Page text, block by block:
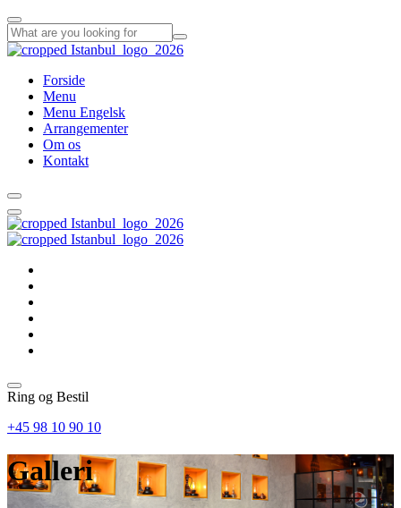
Forside
Menu
Menu Engelsk
Arrangementer
Om os
Kontakt
Ring og Bestil
+45 98 10 90 10
Galleri